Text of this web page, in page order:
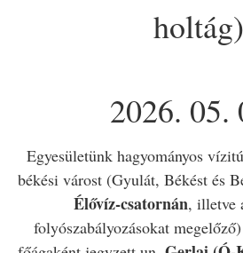
holtág)
2026. 05.
Egyesületünk hagyományos
békési várost (Gyulát, Békést és
Élővíz-csatornán, illetve
folyószabályozásokat